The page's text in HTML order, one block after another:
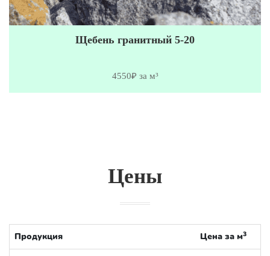
Щебень гранитный 5-20
4550₽ за м³
Цены
Продукция Цена за м3